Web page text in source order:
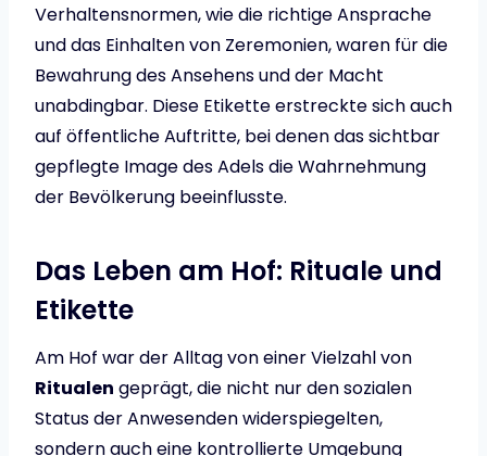
Verhaltensnormen, wie die richtige Ansprache
und das Einhalten von Zeremonien, waren für die
Bewahrung des Ansehens und der Macht
unabdingbar. Diese Etikette erstreckte sich auch
auf öffentliche Auftritte, bei denen das sichtbar
gepflegte Image des Adels die Wahrnehmung
der Bevölkerung beeinflusste.
Das Leben am Hof: Rituale und
Etikette
Am Hof war der Alltag von einer Vielzahl von
Ritualen geprägt, die nicht nur den sozialen
Status der Anwesenden widerspiegelten,
sondern auch eine kontrollierte Umgebung